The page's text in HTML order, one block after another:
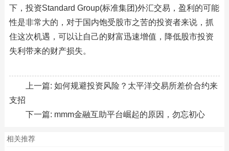
下，投资Standard Group(标准集团)外汇交易，盈利的可能
性是非常大的，对于国内饱受股市之苦的投资者来说，抓
住这次机遇，可以让自己的财富迅速增值，降低股市投资
失利带来的财产损失。
上一篇: 如何规避投资风险？太平洋交易所差价合约来
支招
下一篇: mmm金融互助平台崛起的原因，勿忘初心
相关推荐